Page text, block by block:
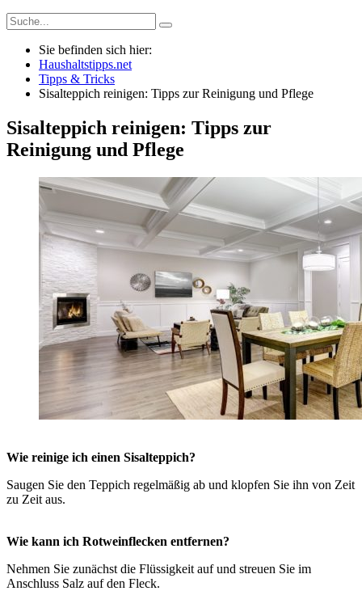
Sie befinden sich hier:
Haushaltstipps.net
Tipps & Tricks
Sisalteppich reinigen: Tipps zur Reinigung und Pflege
Sisalteppich reinigen: Tipps zur
Reinigung und Pflege
Wie reinige ich einen Sisalteppich?
Saugen Sie den Teppich regelmäßig ab und klopfen Sie ihn von Zeit
zu Zeit aus.
Wie kann ich Rotweinflecken entfernen?
Nehmen Sie zunächst die Flüssigkeit auf und streuen Sie im
Anschluss Salz auf den Fleck.